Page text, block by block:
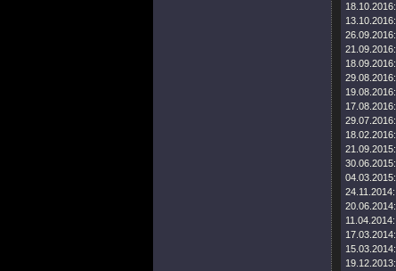
18.10.2016:
13.10.2016:
26.09.2016:
21.09.2016:
18.09.2016:
29.08.2016:
19.08.2016:
17.08.2016:
29.07.2016:
18.02.2016:
21.09.2015:
30.06.2015:
04.03.2015:
24.11.2014:
20.06.2014:
11.04.2014:
17.03.2014:
15.03.2014:
19.12.2013: